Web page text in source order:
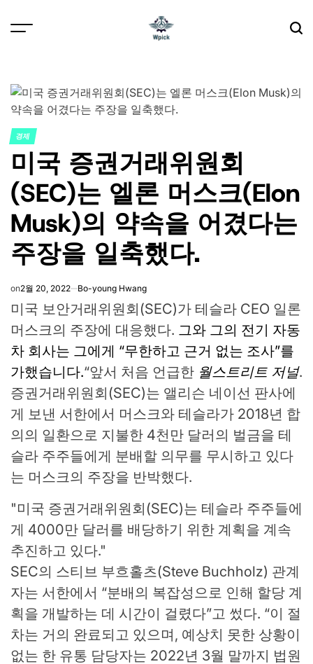
POSTED
IN
경제
미국 증권거래위원회
(SEC)는 엘론 머스크(Elon
Musk)의 약속을 어겼다는
주장을 일축했다.
on2월 20, 2022 Bo-young Hwang
미국 보안거래위원회(SEC)가 테슬라 CEO 일론
머스크의 주장에 대응했다. 그와 그의 전기 자동
차 회사는 그에게 “무한하고 근거 없는 조사”를
가했습니다.“앞서 처음 언급한 월스트리트 저널.
증권거래위원회(SEC)는 앨리슨 네이선 판사에
게 보낸 서한에서 머스크와 테슬라가 2018년 합
의의 일환으로 지불한 4천만 달러의 벌금을 테
슬라 주주들에게 분배할 의무를 무시하고 있다
는 머스크의 주장을 반박했다.
미국 증권거래위원회(SEC)는 테슬라 주주들에
게 4000만 달러를 배당하기 위한 계획을 계속
추진하고 있다.
SEC의 스티브 부흐홀츠(Steve Buchholz) 관계
자는 서한에서 “분배의 복잡성으로 인해 할당 계
획을 개발하는 데 시간이 걸렸다”고 썼다. “이 절
차는 거의 완료되고 있으며, 예상치 못한 상황이
없는 한 유통 담당자는 2022년 3월 말까지 법원